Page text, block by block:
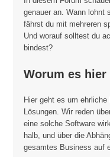
genauer an. Wann lohnt
fährst du mit mehreren
Und worauf solltest du
bindest?
Worum es hier
Hier geht es um
Lösungen. Wir reden
eine solche Software
halb, und über die
gesamtes Business auf